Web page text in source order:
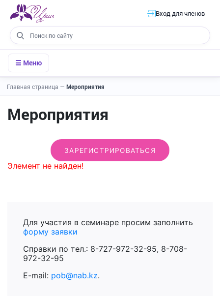
Вход для членов
☰ Меню
Главная страница — Мероприятия
Мероприятия
ЗАРЕГИСТРИРОВАТЬСЯ
Элемент не найден!
Для участия в семинаре просим заполнить
форму заявки
Справки по тел.: 8-727-972-32-95, 8-708-
972-32-95
E-mail: pob@nab.kz.